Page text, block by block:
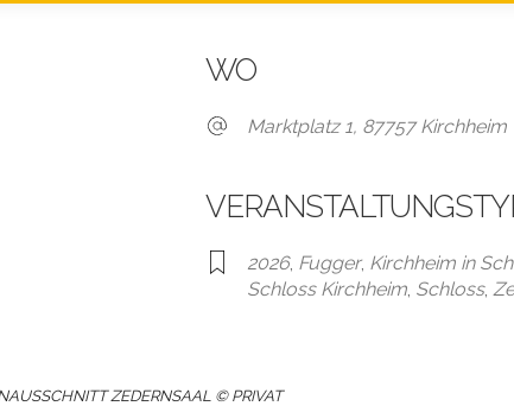
iCalendar
WO
Marktplatz 1, 87757 Kirchheim
2026, Fugger, Kirchheim in
Schloss Kirchheim Schloss,
ZEDERNSAAL © PRIVAT